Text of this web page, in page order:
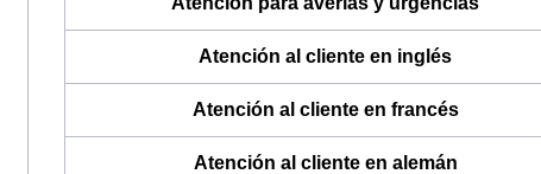
Atención al cliente en inglés
Atención al cliente en francés
Atención al cliente en alemán